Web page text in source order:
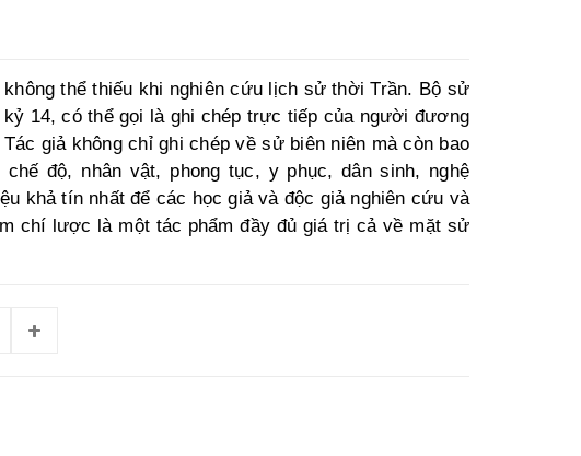
không thể thiếu khi nghiên cứu lịch sử thời Trần. Bộ sử
kỷ 14, có thể gọi là ghi chép trực tiếp của người đương
giả không chỉ ghi chép về sử biên niên mà còn bao
độ, nhân vật, phong tục, y phục, dân sinh, nghệ
khả tín nhất để các học giả và độc giả nghiên cứu và
chí lược là một tác phẩm đầy đủ giá trị cả về mặt sử